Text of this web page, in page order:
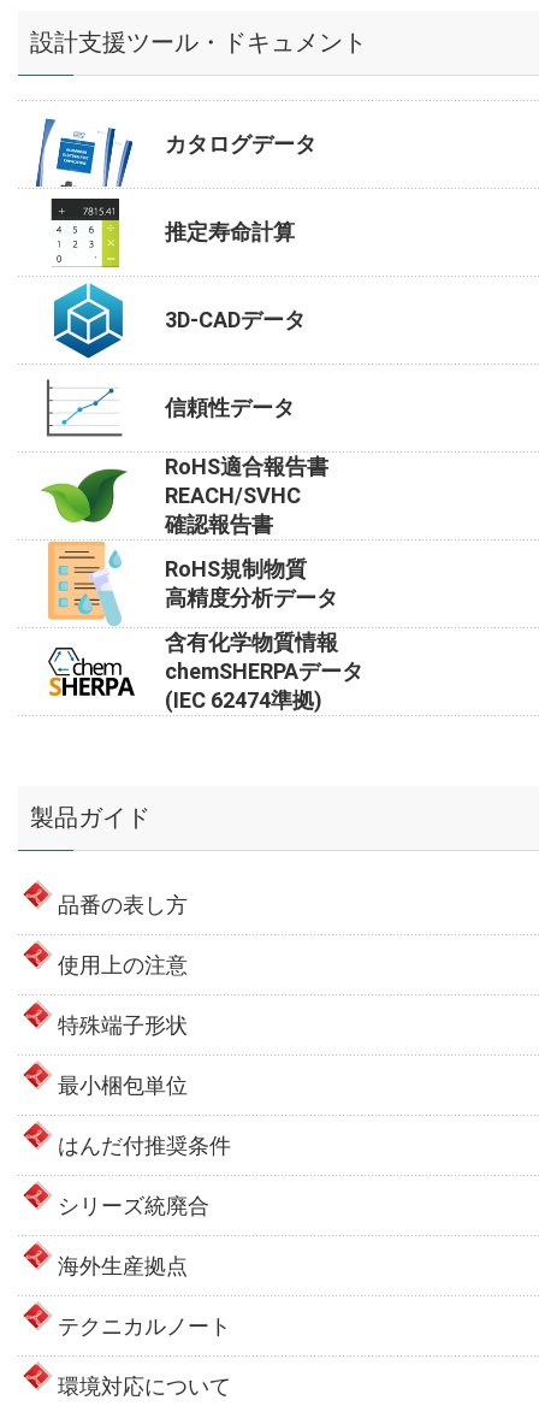
設計支援ツール・ドキュメント
カタログデータ
推定寿命計算
3D-CADデータ
信頼性データ
RoHS適合報告書
REACH/SVHC
確認報告書
RoHS規制物質
高精度分析データ
含有化学物質情報
chemSHERPAデータ
(IEC 62474準拠)
製品ガイド
品番の表し方
使用上の注意
特殊端子形状
最小梱包単位
はんだ付推奨条件
シリーズ統廃合
海外生産拠点
テクニカルノート
環境対応について